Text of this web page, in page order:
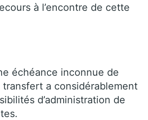
à l’encontre de cette
échéance inconnue de
transfert a considérablement
d’administration de